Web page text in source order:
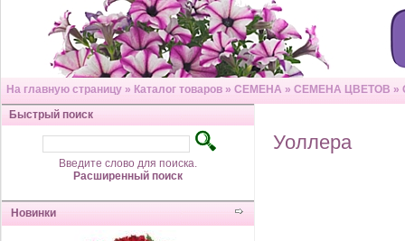
На главную страницу » Каталог товаров » СЕМЕНА » СЕМЕНА ЦВЕТОВ »
Быстрый поиск
Введите слово для поиска.
Расширенный поиск
Новинки
Уоллера